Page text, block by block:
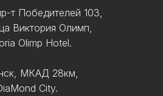
т Победителей 103,
Виктория Олимп,
Olimp Hotel.
МКАД 28км,
City.